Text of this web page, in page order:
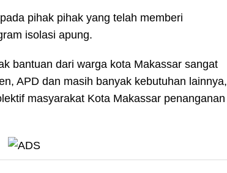
pihak pihak yang telah memberi
isolasi apung.
bantuan dari warga kota Makassar sangat
APD dan masih banyak kebutuhan lainnya,
masyarakat Kota Makassar penanganan